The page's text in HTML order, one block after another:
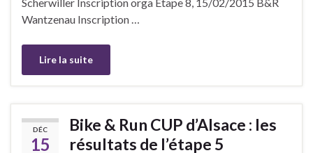
Scherwiller Inscription orga Etape 8, 15/02/2015 B&R
Wantzenau Inscription …
Lire la suite
DÉC
15
Bike & Run CUP d’Alsace : les
résultats de l’étape 5